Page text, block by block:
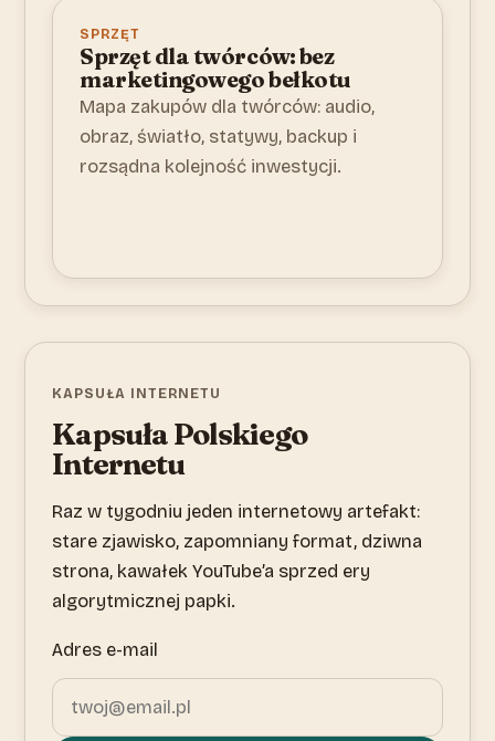
SPRZĘT
Sprzęt dla twórców: bez
marketingowego bełkotu
Mapa zakupów dla twórców: audio,
obraz, światło, statywy, backup i
rozsądna kolejność inwestycji.
KAPSUŁA INTERNETU
Kapsuła Polskiego
Internetu
Raz w tygodniu jeden internetowy artefakt:
stare zjawisko, zapomniany format, dziwna
strona, kawałek YouTube’a sprzed ery
algorytmicznej papki.
Adres e-mail